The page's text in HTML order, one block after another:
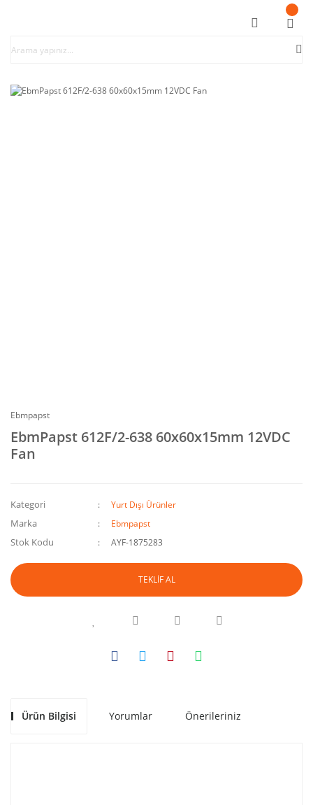
Ebmpapst
EbmPapst 612F/2-638 60x60x15mm 12VDC
Fan
Kategori Yurt Dışı Ürünler
Marka Ebmpapst
Stok Kodu AYF-1875283
TEKLİF AL
Ürün Bilgisi Yorumlar Önerileriniz